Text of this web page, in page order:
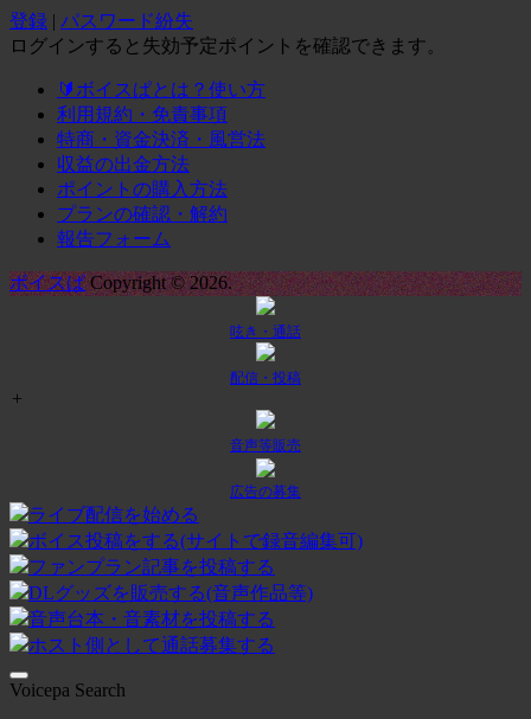
登録 | パスワード紛失
ログインすると失効予定ポイントを確認できます。
🔰ボイスぱとは？使い方
利用規約・免責事項
特商・資金決済・風営法
収益の出金方法
ポイントの購入方法
プランの確認・解約
報告フォーム
ボイスぱCopyright © 2026.
呟き・通話
配信・投稿
+
音声等販売
広告の募集
ライブ配信を始める
ボイス投稿をする(サイトで録音編集可)
ファンプラン記事を投稿する
DLグッズを販売する(音声作品等)
音声台本・音素材を投稿する
ホスト側として通話募集する
Voicepa Search